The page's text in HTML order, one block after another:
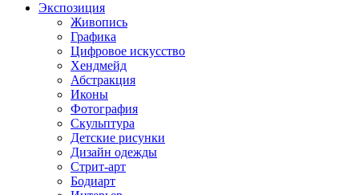
Экспозиция
Живопись
Графика
Цифровое искусство
Хендмейд
Абстракция
Иконы
Фотография
Скульптура
Детские рисунки
Дизайн одежды
Стрит-арт
Бодиарт